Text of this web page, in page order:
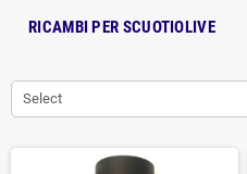
RICAMBI PER SCUOTIOLIVE
Select